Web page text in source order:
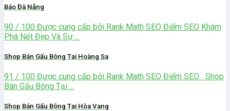
Báo Đà Nẵng
90 / 100 Được cung cấp bởi Rank Math SEO Điểm SEO Khám
Phá Nét Đẹp Và Sự ...
Shop Bán Gấu Bông Tại Hoàng Sa
91 / 100 Được cung cấp bởi Rank Math SEO Điểm SEO Shop
Bán Gấu Bông Tại ...
Shop Bán Gấu Bông Tại Hòa Vang